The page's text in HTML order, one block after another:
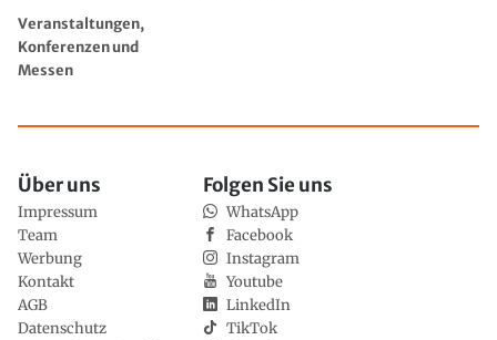
Veranstaltungen,
Konferenzen und
Messen
Über uns
Impressum
Team
Werbung
Kontakt
AGB
Datenschutz
Folgen Sie uns
WhatsApp
Facebook
Instagram
Youtube
LinkedIn
TikTok